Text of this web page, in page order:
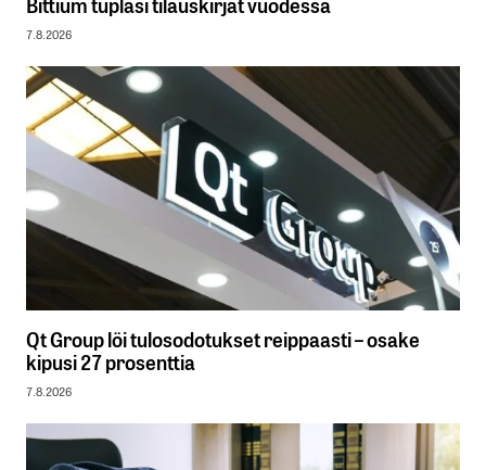
7.8.2026
Qt Group löi tulosodotukset reippaasti – osake
kipusi 27 prosenttia
7.8.2026